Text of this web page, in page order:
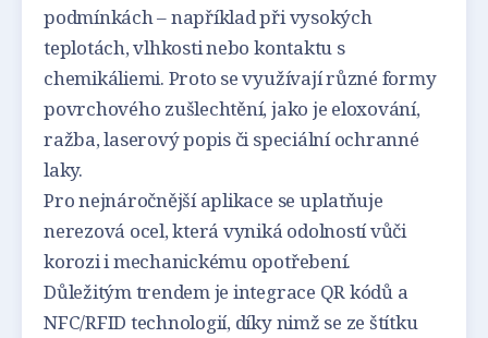
podmínkách – například při vysokých
teplotách, vlhkosti nebo kontaktu s
chemikáliemi. Proto se využívají různé formy
povrchového zušlechtění, jako je eloxování,
ražba, laserový popis či speciální ochranné
laky.
Pro nejnáročnější aplikace se uplatňuje
nerezová ocel, která vyniká odolností vůči
korozi i mechanickému opotřebení.
Důležitým trendem je integrace QR kódů a
NFC/RFID technologií, díky nimž se ze štítku